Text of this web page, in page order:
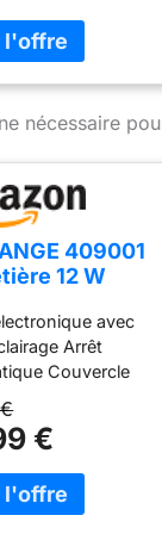
recommandé 4 gr
e471,
tara, guar SANS
- SANS DÉRIVÉS
nécessaire
409001
12 W
avec
Arrêt
Couvercle
Cuve
- contenance
de
Cuillère à glace
Couleur:
€